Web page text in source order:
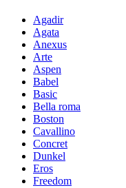
Agadir
Agata
Anexus
Arte
Aspen
Babel
Basic
Bella roma
Boston
Cavallino
Concret
Dunkel
Eros
Freedom